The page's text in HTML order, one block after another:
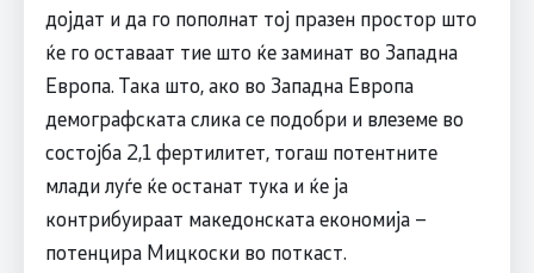
дојдат и да го пополнат тој празен простор што
ќе го оставаат тие што ќе заминат во Западна
Европа. Така што, ако во Западна Европа
демографската слика се подобри и влеземе во
состојба 2,1 фертилитет, тогаш потентните
млади луѓе ќе останат тука и ќе ја
контрибуираат македонската економија –
потенцира Мицкоски во поткаст.